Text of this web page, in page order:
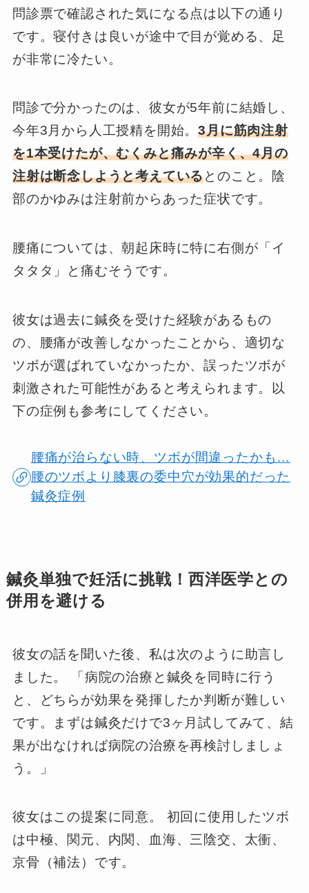
問診票で確認された気になる点は以下の通り
です。寝付きは良いが途中で目が覚める、足
が非常に冷たい。
問診で分かったのは、彼女が5年前に結婚し、
今年3月から人工授精を開始。3月に筋肉注射
を1本受けたが、むくみと痛みが辛く、4月の
注射は断念しようと考えているとのこと。陰
部のかゆみは注射前からあった症状です。
腰痛については、朝起床時に特に右側が「イ
タタタ」と痛むそうです。
彼女は過去に鍼灸を受けた経験があるもの
の、腰痛が改善しなかったことから、適切な
ツボが選ばれていなかったか、誤ったツボが
刺激された可能性があると考えられます。以
下の症例も参考にしてください。
腰痛が治らない時、ツボが間違ったかも…
腰のツボより膝裏の委中穴が効果的だった
鍼灸症例
鍼灸単独で妊活に挑戦！西洋医学との
併用を避ける
彼女の話を聞いた後、私は次のように助言し
ました。 「病院の治療と鍼灸を同時に行う
と、どちらが効果を発揮したか判断が難しい
です。まずは鍼灸だけで3ヶ月試してみて、結
果が出なければ病院の治療を再検討しましょ
う。」
彼女はこの提案に同意。 初回に使用したツボ
は中極、関元、内関、血海、三陰交、太衝、
京骨（補法）です。